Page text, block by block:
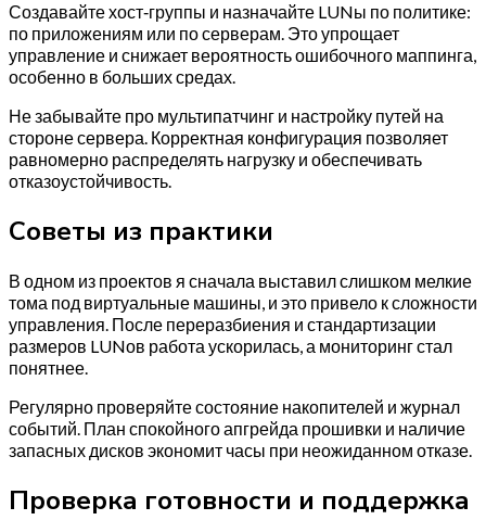
Создавайте хост‑группы и назначайте LUNы по политике:
по приложениям или по серверам. Это упрощает
управление и снижает вероятность ошибочного маппинга,
особенно в больших средах.
Не забывайте про мультипатчинг и настройку путей на
стороне сервера. Корректная конфигурация позволяет
равномерно распределять нагрузку и обеспечивать
отказоустойчивость.
Советы из практики
В одном из проектов я сначала выставил слишком мелкие
тома под виртуальные машины, и это привело к сложности
управления. После переразбиения и стандартизации
размеров LUNов работа ускорилась, а мониторинг стал
понятнее.
Регулярно проверяйте состояние накопителей и журнал
событий. План спокойного апгрейда прошивки и наличие
запасных дисков экономит часы при неожиданном отказе.
Проверка готовности и поддержка